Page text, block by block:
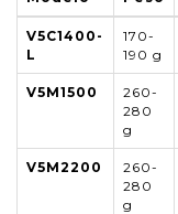
V5C1400-
L
170-
190 g
V5M1500
260-
280
g
V5M2200
260-
280
g